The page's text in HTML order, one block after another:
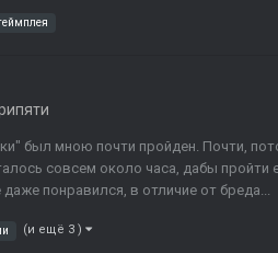
был мною почти пройден. Почти,
совсем около часа, дабы пройти
понравился, в отличие от бреда...
(и ещё 3 )